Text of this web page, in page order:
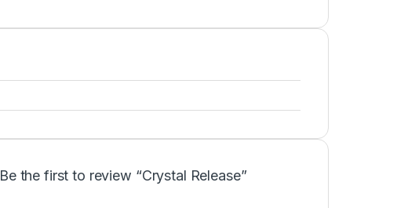
Be the first to review “Crystal Release”